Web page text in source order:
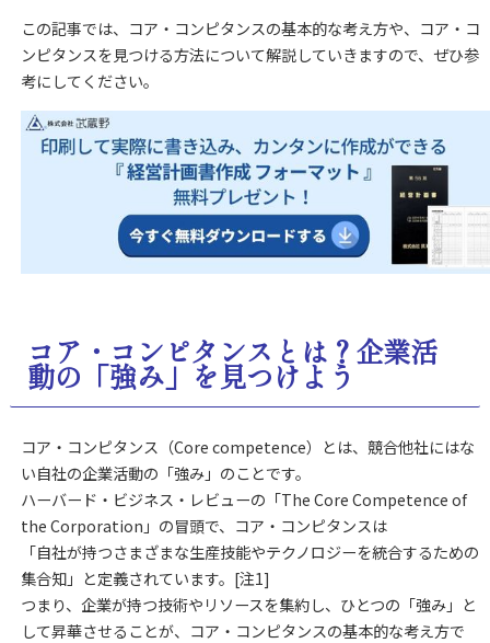
この記事では、コア・コンピタンスの基本的な考え方や、コア・コ
ンピタンスを見つける方法について解説していきますので、ぜひ参
考にしてください。
コア・コンピタンスとは？企業活
動の「強み」を見つけよう
コア・コンピタンス（Core competence）とは、競合他社にはな
い自社の企業活動の「強み」のことです。
ハーバード・ビジネス・レビューの「The Core Competence of
the Corporation」の冒頭で、コア・コンピタンスは
「自社が持つさまざまな生産技能やテクノロジーを統合するための
集合知」と定義されています。[注1]
つまり、企業が持つ技術やリソースを集約し、ひとつの「強み」と
して昇華させることが、コア・コンピタンスの基本的な考え方で